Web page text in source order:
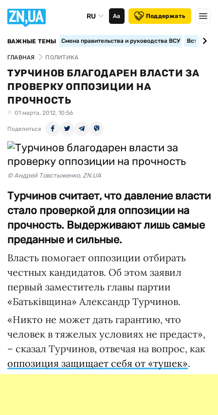
RU Аа Поддержать
ВАЖНЫЕ ТЕМЫ Смена правительства и руководства ВСУ
ГЛАВНАЯ ПОЛИТИКА
ТУРЧИНОВ БЛАГОДАРЕН ВЛАСТИ ЗА
ПРОВЕРКУ ОППОЗИЦИИ НА
ПРОЧНОСТЬ
01 марта, 2012, 10:56
Поделиться
© Андрей Товстыженко, ZN.UA
Турчинов считает, что давление власти
стало проверкой для оппозиции на
прочность. Выдерживают лишь самые
преданные и сильные.
Власть помогает оппозиции отбирать
честных кандидатов. Об этом заявил
первый заместитель главы партии
«Батьківщина» Александр Турчинов.
«Никто не может дать гарантию, что
человек в тяжелых условиях не предаст»,
– сказал Турчинов, отвечая на вопрос, как
оппозиция защищает себя от «тушек».